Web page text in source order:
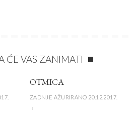
ĆE VAS ZANIMATI
OTMICA
ZADNJE AŽURIRANO 20.12.2017.